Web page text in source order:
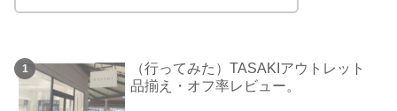
（行ってみた）TASAKIアウトレット
品揃え・オフ率レビュー。